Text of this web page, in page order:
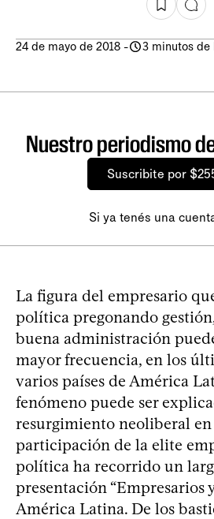
24 de mayo de 2018 - 3 minutos de
Nuestro periodismo
Suscribite por
Si ya tenés una
La figura del empresario
política pregonando
buena administración
mayor frecuencia, en los
varios países de América
fenómeno puede ser
resurgimiento neoliberal
participación de la elite
política ha recorrido un
presentación “Empresarios
América Latina. De los